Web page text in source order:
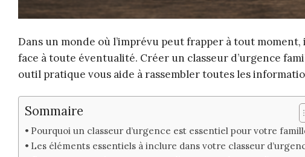
Dans un monde où l’imprévu peut frapper à tout
face à toute éventualité. Créer un classeur d’urgence
outil pratique vous aide à rassembler toutes les
Sommaire
Pourquoi un classeur d’urgence est essentiel pour votre
Les éléments essentiels à inclure dans votre classeur